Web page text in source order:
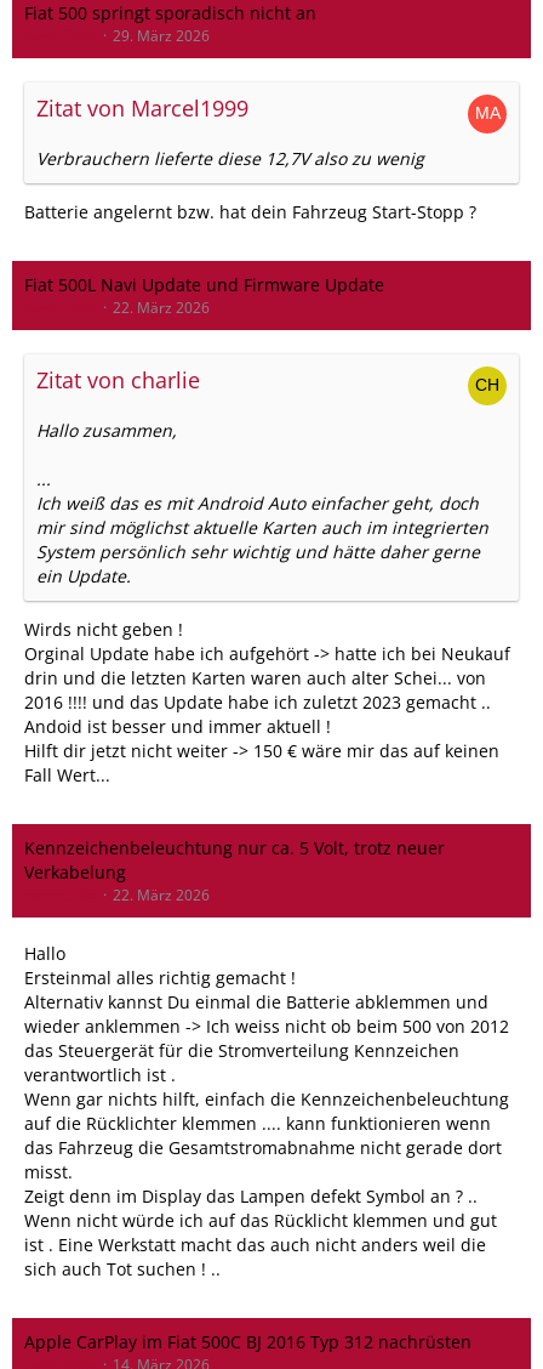
Fiat 500 springt sporadisch nicht an
29. März 2026
Zitat von Marcel1999
Verbrauchern lieferte diese 12,7V also zu wenig
Batterie angelernt bzw. hat dein Fahrzeug Start-Stopp ?
Fiat 500L Navi Update und Firmware Update
22. März 2026
Zitat von charlie
Hallo zusammen,
...
Ich weiß das es mit Android Auto einfacher geht, doch
mir sind möglichst aktuelle Karten auch im integrierten
System persönlich sehr wichtig und hätte daher gerne
ein Update.
Wirds nicht geben !
Orginal Update habe ich aufgehört -> hatte ich bei Neukauf
drin und die letzten Karten waren auch alter Schei... von
2016 !!!! und das Update habe ich zuletzt 2023 gemacht ..
Andoid ist besser und immer aktuell !
Hilft dir jetzt nicht weiter -> 150 € wäre mir das auf keinen
Fall Wert...
Kennzeichenbeleuchtung nur ca. 5 Volt, trotz neuer
Verkabelung
22. März 2026
Hallo
Ersteinmal alles richtig gemacht !
Alternativ kannst Du einmal die Batterie abklemmen und
wieder anklemmen -> Ich weiss nicht ob beim 500 von 2012
das Steuergerät für die Stromverteilung Kennzeichen
verantwortlich ist .
Wenn gar nichts hilft, einfach die Kennzeichenbeleuchtung
auf die Rücklichter klemmen .... kann funktionieren wenn
das Fahrzeug die Gesamtstromabnahme nicht gerade dort
misst.
Zeigt denn im Display das Lampen defekt Symbol an ? ..
Wenn nicht würde ich auf das Rücklicht klemmen und gut
ist . Eine Werkstatt macht das auch nicht anders weil die
sich auch Tot suchen ! ..
Apple CarPlay im Fiat 500C BJ 2016 Typ 312 nachrüsten
14. März 2026